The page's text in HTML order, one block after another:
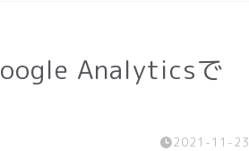
Analyticsで
2021-11-23